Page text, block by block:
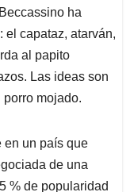
ha
el capataz, atarván,
al papito
Las ideas son
mojado.
en un país que
de una
% de popularidad